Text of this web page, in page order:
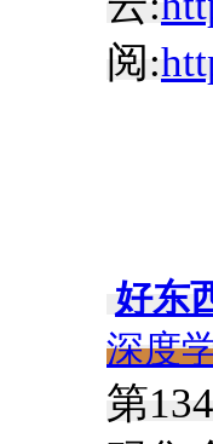
阅:
好东
深度
第